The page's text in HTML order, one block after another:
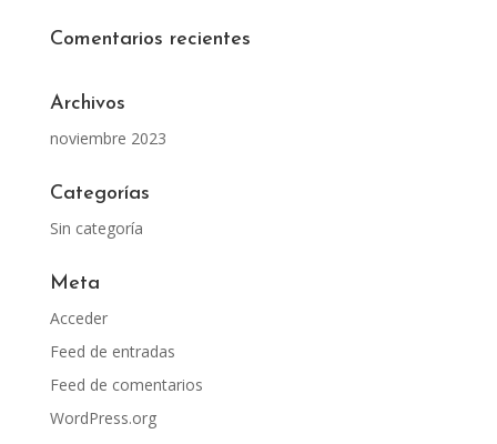
Comentarios recientes
Archivos
noviembre 2023
Categorías
Sin categoría
Meta
Acceder
Feed de entradas
Feed de comentarios
WordPress.org